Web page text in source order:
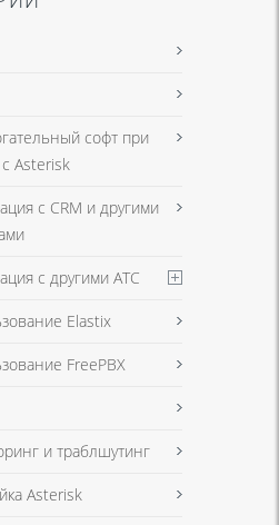
софт при
Asterisk
с CRM и другими
с другими АТС
Elastix
FreePBX
и траблшутинг
Asterisk